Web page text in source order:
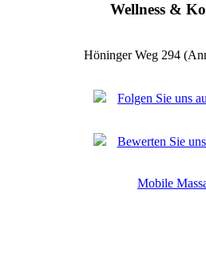
Wellness &
Höninger Weg 294
Folgen Sie uns
Bewerten Sie
Mobile